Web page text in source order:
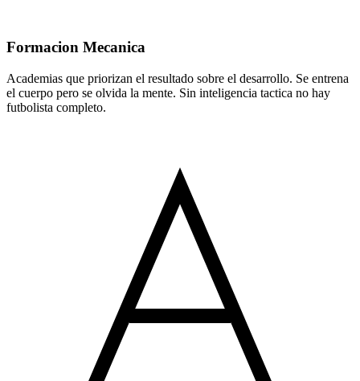
Formacion Mecanica
Academias que priorizan el resultado sobre el desarrollo. Se entrena
el cuerpo pero se olvida la mente. Sin inteligencia tactica no hay
futbolista completo.